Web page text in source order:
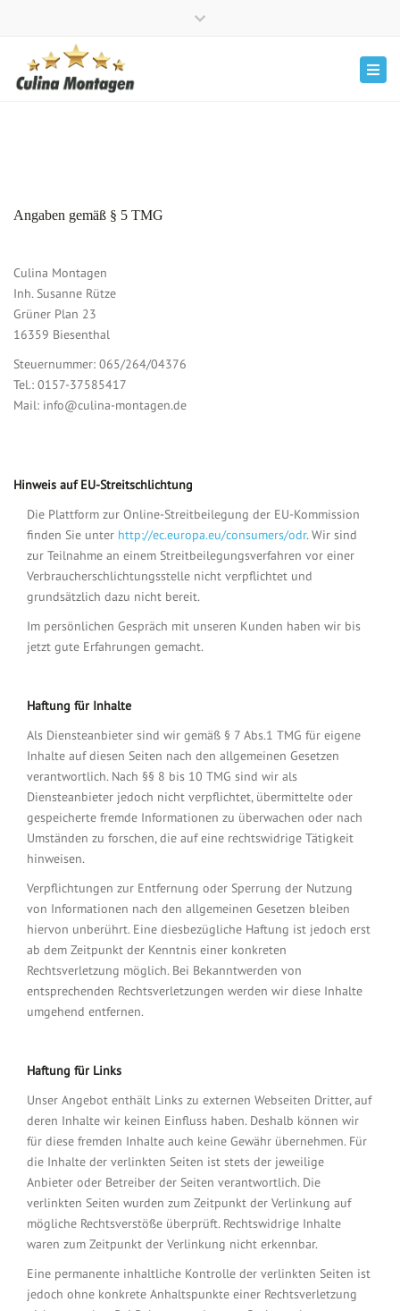
Ihr kompetenter und zuverlässiger Handwerker
Angaben gemäß § 5 TMG
Culina Montagen
Inh. Susanne Rütze
Grüner Plan 23
16359 Biesenthal
Steuernummer: 065/264/04376
Tel.: 0157-37585417
Mail: info@culina-montagen.de
Hinweis auf EU-Streitschlichtung
Die Plattform zur Online-Streitbeilegung der EU-Kommission
finden Sie unter http://ec.europa.eu/consumers/odr. Wir sind
zur Teilnahme an einem Streitbeilegungsverfahren vor einer
Verbraucherschlichtungsstelle nicht verpflichtet und
grundsätzlich dazu nicht bereit.
Im persönlichen Gespräch mit unseren Kunden haben wir bis
jetzt gute Erfahrungen gemacht.
Haftung für Inhalte
Als Diensteanbieter sind wir gemäß § 7 Abs.1 TMG für eigene
Inhalte auf diesen Seiten nach den allgemeinen Gesetzen
verantwortlich. Nach §§ 8 bis 10 TMG sind wir als
Diensteanbieter jedoch nicht verpflichtet, übermittelte oder
gespeicherte fremde Informationen zu überwachen oder nach
Umständen zu forschen, die auf eine rechtswidrige Tätigkeit
hinweisen.
Verpflichtungen zur Entfernung oder Sperrung der Nutzung
von Informationen nach den allgemeinen Gesetzen bleiben
hiervon unberührt. Eine diesbezügliche Haftung ist jedoch erst
ab dem Zeitpunkt der Kenntnis einer konkreten
Rechtsverletzung möglich. Bei Bekanntwerden von
entsprechenden Rechtsverletzungen werden wir diese Inhalte
umgehend entfernen.
Haftung für Links
Unser Angebot enthält Links zu externen Webseiten Dritter, auf
deren Inhalte wir keinen Einfluss haben. Deshalb können wir
für diese fremden Inhalte auch keine Gewähr übernehmen. Für
die Inhalte der verlinkten Seiten ist stets der jeweilige
Anbieter oder Betreiber der Seiten verantwortlich. Die
verlinkten Seiten wurden zum Zeitpunkt der Verlinkung auf
mögliche Rechtsverstöße überprüft. Rechtswidrige Inhalte
waren zum Zeitpunkt der Verlinkung nicht erkennbar.
Eine permanente inhaltliche Kontrolle der verlinkten Seiten ist
jedoch ohne konkrete Anhaltspunkte einer Rechtsverletzung